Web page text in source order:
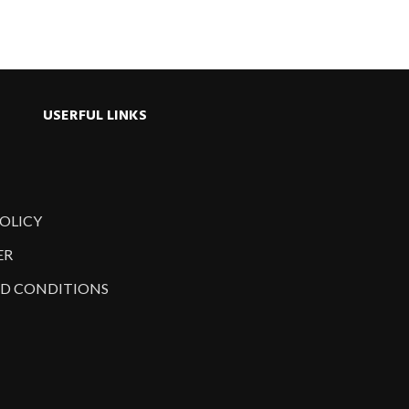
USERFUL LINKS
CONDITIONS